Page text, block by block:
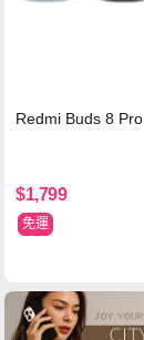
Redmi Buds 8 Pro
$1,799
免運